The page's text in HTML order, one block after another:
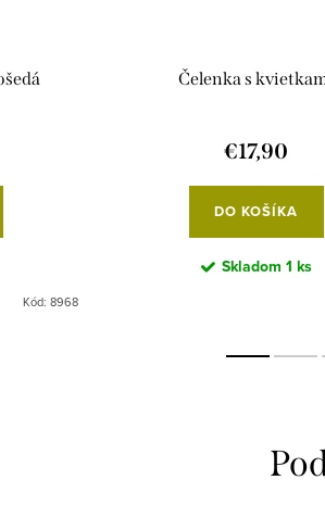
Kód: 8968
Čelenka s
€17,90
DO KOŠÍKA
Skladom 1 ks